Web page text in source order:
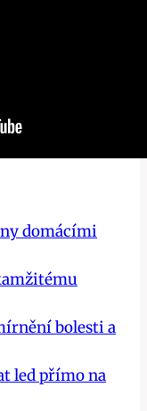
domácími
bolesti a
led přímo na